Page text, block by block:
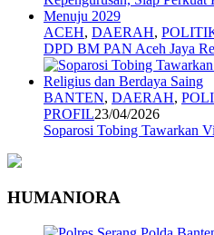
ACEH, DAERAH,
DPD BM PAN Aceh Jaya
BANTEN, DAERAH,
PROFIL23/04/2026
Soparosi Tobing Tawarkan
HUMANIORA